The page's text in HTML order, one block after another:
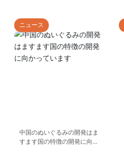
ニュース
中国のぬいぐるみの開発はま
すます国の特徴の開発に向か